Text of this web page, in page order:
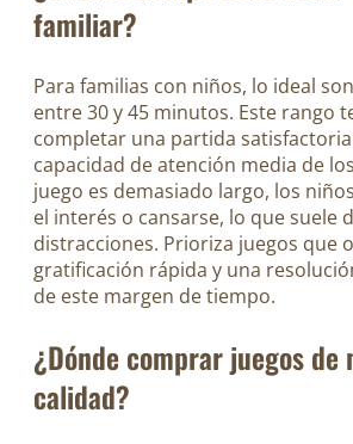
familiar?
Para familias con niños, lo ideal
entre 30 y 45 minutos. Este rango
completar una partida
capacidad de atención media de
juego es demasiado largo, los
el interés o cansarse, lo que suele
distracciones. Prioriza juegos que
gratificación rápida y una
de este margen de tiempo.
¿Dónde comprar juegos de
calidad?